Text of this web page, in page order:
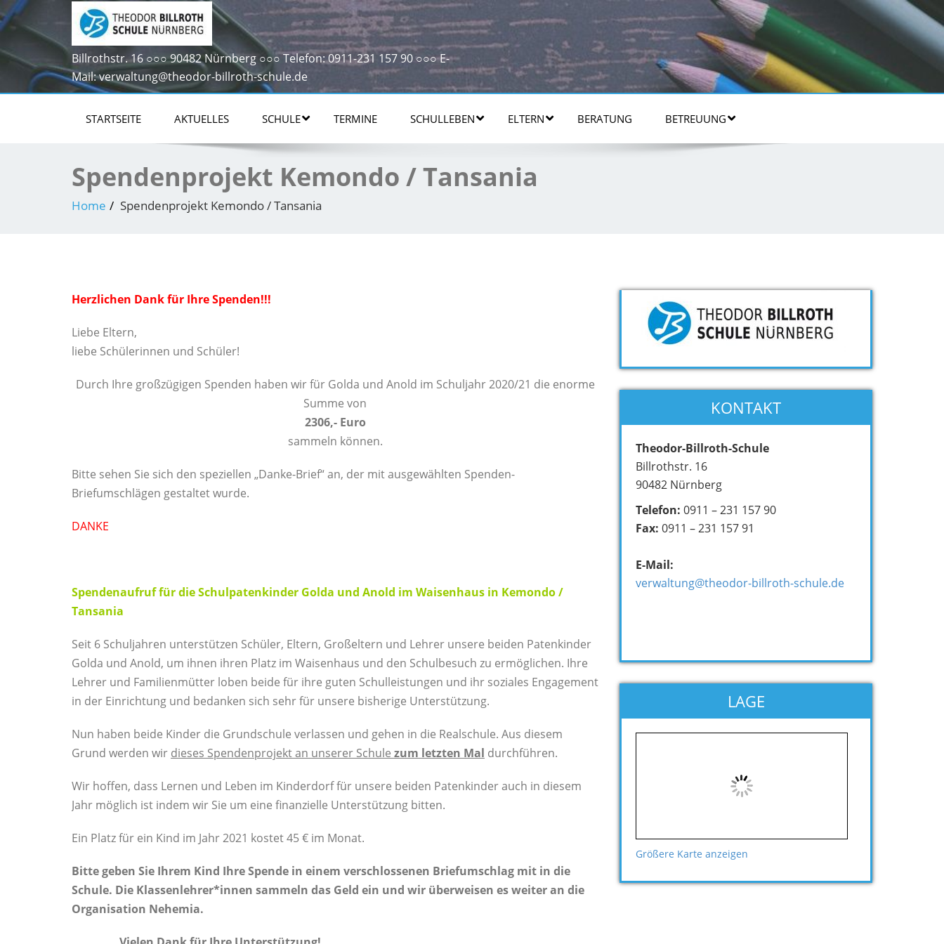
Billrothstr. 16 ○○○ 90482 Nürnberg ○○○ Telefon: 0911-231 157 90 ○○○ E-
Mail: verwaltung@theodor-billroth-schule.de
STARTSEITE AKTUELLES SCHULE TERMINE SCHULLEBEN ELTERN BERATUNG BETREUUNG
Spendenprojekt Kemondo / Tansania
Home Spendenprojekt Kemondo / Tansania
Herzlichen Dank für Ihre Spenden!!!
Liebe Eltern,
liebe Schülerinnen und Schüler!
Durch Ihre großzügigen Spenden haben wir für Golda und Anold im Schuljahr 2020/21 die enorme
Summe von
2306,- Euro
sammeln können.
Bitte sehen Sie sich den speziellen „Danke-Brief“ an, der mit ausgewählten Spenden-
Briefumschlägen gestaltet wurde.
DANKE
Spendenaufruf für die Schulpatenkinder Golda und Anold im Waisenhaus in Kemondo /
Tansania
Seit 6 Schuljahren unterstützen Schüler, Eltern, Großeltern und Lehrer unsere beiden Patenkinder
Golda und Anold, um ihnen ihren Platz im Waisenhaus und den Schulbesuch zu ermöglichen. Ihre
Lehrer und Familienmütter loben beide für ihre guten Schulleistungen und ihr soziales Engagement
in der Einrichtung und bedanken sich sehr für unsere bisherige Unterstützung.
Nun haben beide Kinder die Grundschule verlassen und gehen in die Realschule. Aus diesem
Grund werden wir dieses Spendenprojekt an unserer Schule zum letzten Mal durchführen.
Wir hoffen, dass Lernen und Leben im Kinderdorf für unsere beiden Patenkinder auch in diesem
Jahr möglich ist indem wir Sie um eine finanzielle Unterstützung bitten.
Ein Platz für ein Kind im Jahr 2021 kostet 45 € im Monat.
Bitte geben Sie Ihrem Kind Ihre Spende in einem verschlossenen Briefumschlag mit in die
Schule. Die Klassenlehrer*innen sammeln das Geld ein und wir überweisen es weiter an die
Organisation Nehemia.
KONTAKT
Theodor-Billroth-Schule
Billrothstr. 16
90482 Nürnberg
Telefon: 0911 – 231 157 90
Fax: 0911 – 231 157 91
E-Mail:
verwaltung@theodor-billroth-schule.de
LAGE
Größere Karte anzeigen